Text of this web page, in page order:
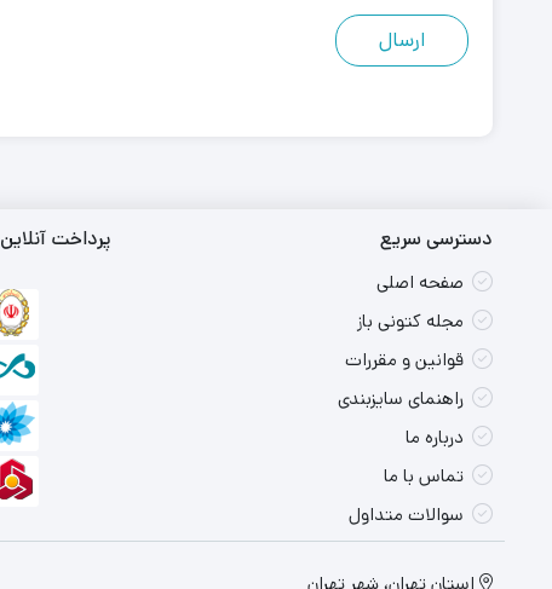
دسترسی سریع
صفحه اصلی
مجله کتونی باز
قوانین و مقررات
راهنمای سایزبندی
درباره ما
تماس با ما
سوالات متداول
پرداخت آنلاین
استان تهران، شهر تهران